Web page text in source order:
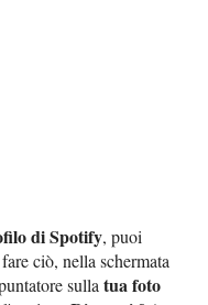
di Spotify, puoi
ciò, nella schermata
sullatua foto